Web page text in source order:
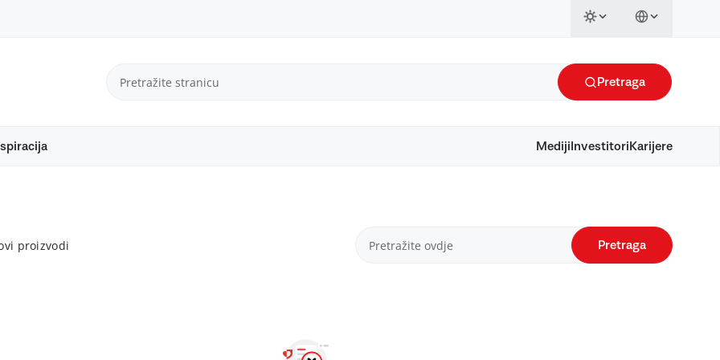
Pretraga
Mediji Investitori Karijere
proizvodi Pretraga